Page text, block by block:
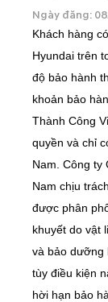
Ngày đăng:
Khách hàng
Hyundai trên
độ bảo hành
khoản bảo
Thành Công
quyền và chỉ
Nam. Công ty
Nam chịu
được phân
khuyết do vật
và bảo dưỡng
tùy điều kiện
hời hạn bảo